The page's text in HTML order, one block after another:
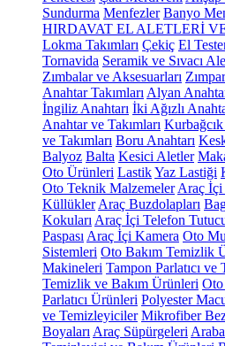
Sundurma Menfezler Banyo
HIRDAVAT EL ALETLERİ
Lokma Takımları Çekiç El
Tornavida Seramik ve Sıvacı
Zımbalar ve Aksesuarları
Anahtar Takımları Alyan
İngiliz Anahtarı İki Ağızlı
Anahtar ve Takımları Kurbağcık
ve Takımları Boru Anahtarı
Balyoz Balta Kesici Aletler
Oto Ürünleri LastikYaz Lastiği
Oto Teknik Malzemeler Araç İçi
Küllükler Araç Buzdolapları
Kokuları Araç İçi Telefon
Paspası Araç İçi Kamera Oto
Sistemleri Oto Bakım Temizlik
Makineleri Tampon Parlatıcı
Temizlik ve Bakım Ürünleri Oto
Parlatıcı Ürünleri Polyester
ve Temizleyiciler Mikrofiber
Boyaları Araç Süpürgeleri